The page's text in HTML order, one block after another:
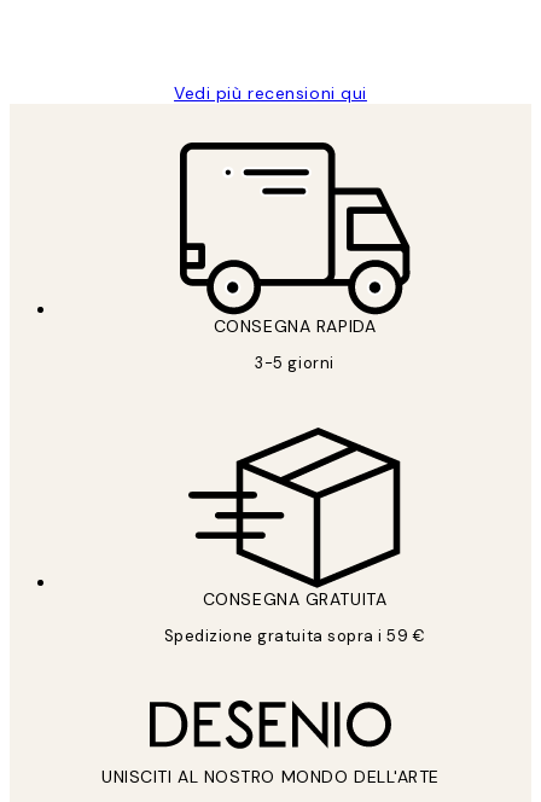
Vedi più recensioni qui
CONSEGNA RAPIDA
3-5 giorni
CONSEGNA GRATUITA
Spedizione gratuita sopra i 59 €
UNISCITI AL NOSTRO MONDO DELL'ARTE